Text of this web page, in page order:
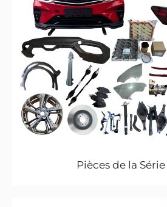
Pièces de la